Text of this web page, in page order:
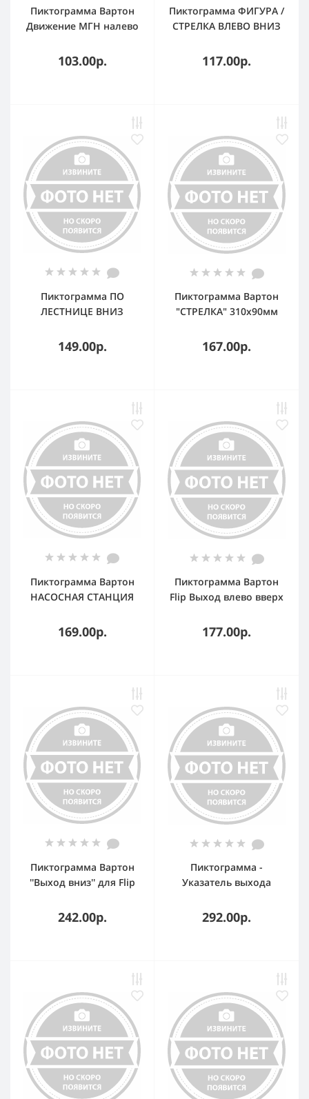
Пиктограмма Вартон
Движение МГН налево
эвакуац св-ка Basic IP65
103.00р.
Пиктограмма ФИГУРА /
СТРЕЛКА ВЛЕВО ВНИЗ
аварийно-
эвакуационного
117.00р.
Пиктограмма ПО
ЛЕСТНИЦЕ ВНИЗ
аварийно-
эвакуационного
149.00р.
Пиктограмма Вартон
"СТРЕЛКА" 310х90мм
эвакуационного
светильника Basic IP65
167.00р.
Пиктограмма Вартон
НАСОСНАЯ СТАНЦИЯ
эвакуационного
светильника ip65
169.00р.
Пиктограмма Вартон
Flip Выход влево вверх
177.00р.
Пиктограмма Вартон
''Выход вниз'' для Flip
242.00р.
Пиктограмма -
Указатель выхода
LEDeffect
292.00р.